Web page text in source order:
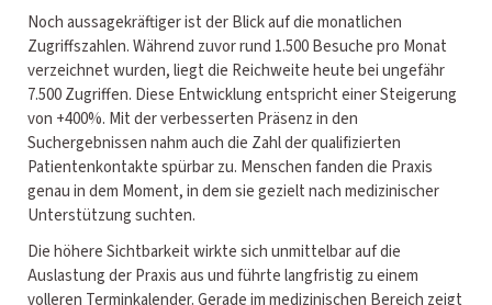
Noch aussagekräftiger ist der Blick auf die monatlichen
Zugriffszahlen. Während zuvor rund 1.500 Besuche pro Monat
verzeichnet wurden, liegt die Reichweite heute bei ungefähr
7.500 Zugriffen. Diese Entwicklung entspricht einer Steigerung
von +400%. Mit der verbesserten Präsenz in den
Suchergebnissen nahm auch die Zahl der qualifizierten
Patientenkontakte spürbar zu. Menschen fanden die Praxis
genau in dem Moment, in dem sie gezielt nach medizinischer
Unterstützung suchten.
Die höhere Sichtbarkeit wirkte sich unmittelbar auf die
Auslastung der Praxis aus und führte langfristig zu einem